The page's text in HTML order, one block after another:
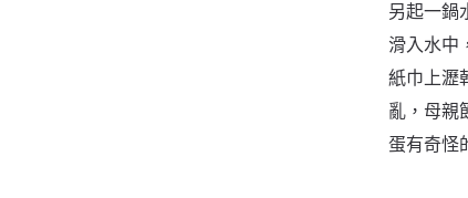
另起一鍋
滑入水中
紙巾上瀝
亂，母親
蛋有奇怪